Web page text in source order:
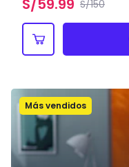
S/59.99 S/150
Más vendidos